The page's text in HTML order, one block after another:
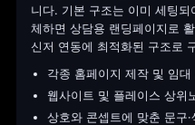
니다. 기본 구조는 이미 세팅되
체하면 상담용 랜딩페이지로
신저 연동에 최적화된 구조로
각종 홈페이지 제작 및 임대
웹사이트 및 플레이스 상위
상호와 콘셉트에 맞춘 문구